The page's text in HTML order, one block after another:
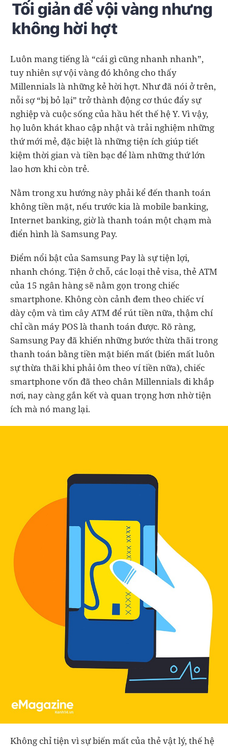
Luôn mang tiếng là “cái gì cũng nhanh nhanh”,
tuy nhiên sự vội vàng đó không cho thấy
Millennials là những kẻ hời hợt. Như đã nói ở trên,
nỗi sợ “bị bỏ lại” trở thành động cơ thúc đẩy sự
nghiệp và cuộc sống của hầu hết thế hệ Y. Vì vậy,
họ luôn khát khao cập nhật và trải nghiệm những
thứ mới mẻ, đặc biệt là những tiện ích giúp tiết
kiệm thời gian và tiền bạc để làm những thứ lớn
lao hơn khi còn trẻ.
Nằm trong xu hướng này phải kể đến thanh toán
không tiền mặt, nếu trước kia là mobile banking,
Internet banking, giờ là thanh toán một chạm mà
điển hình là Samsung Pay.
Điểm nổi bật của Samsung Pay là sự tiện lợi,
nhanh chóng. Tiện ở chỗ, các loại thẻ visa, thẻ ATM
của 15 ngân hàng sẽ nằm gọn trong chiếc
smartphone. Không còn cảnh đem theo chiếc ví
dày cộm và tìm cây ATM để rút tiền nữa, thậm chí
chỉ cần máy POS là thanh toán được. Rõ ràng,
Samsung Pay đã khiến những bước thừa thãi trong
thanh toán bằng tiền mặt biến mất (biến mất luôn
sự thừa thãi khi phải ôm theo ví tiền nữa), chiếc
smartphone vốn đã theo chân Millennials đi khắp
nơi, nay càng gắn kết và quan trọng hơn nhờ tiện
ích mà nó mang lại.
Không chỉ tiện vì sự biến mất của thẻ vật lý, thế hệ